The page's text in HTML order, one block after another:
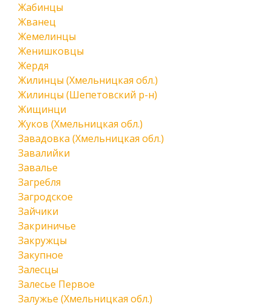
Жабинцы
Жванец
Жемелинцы
Женишковцы
Жердя
Жилинцы (Хмельницкая обл.)
Жилинцы (Шепетовский р-н)
Жищинци
Жуков (Хмельницкая обл.)
Завадовка (Хмельницкая обл.)
Завалийки
Завалье
Загребля
Загродское
Зайчики
Закриничье
Закружцы
Закупное
Залесцы
Залесье Первое
Залужье (Хмельницкая обл.)